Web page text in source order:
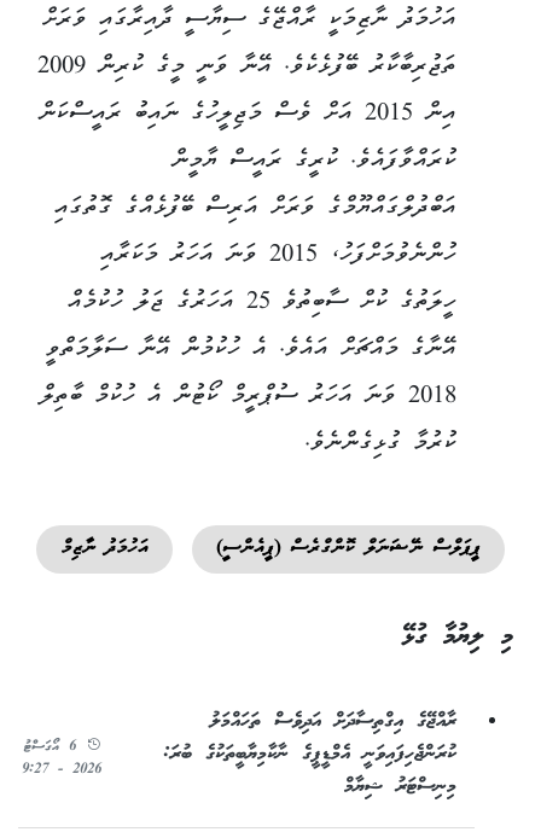
އަހުމަދު ނާޒިމަކީ ރާއްޖޭގެ ސިޔާސީ ދާއިރާގައި ވަރަށް
ތަޖުރިބާކާރު ބޭފުޅެކެވެ. އޭނާ ވަނީ މީގެ ކުރިން 2009
އިން 2015 އަށް ވެސް މަޖިލީހުގެ ނައިބު ރައީސްކަން
ކުރައްވާފައެވެ. ކުރީގެ ރައީސް ޔާމީން
އަބްދުލްގައްޔޫމްގެ ވަރަށް އަރިސް ބޭފުޅެއްގެ ގޮތުގައި
ހުންނެވުމަށްފަހު، 2015 ވަނަ އަހަރު މަކަރާއި
ހީލަތުގެ ކުށް ސާބިތުވެ 25 އަހަރުގެ ޖަލު ހުކުމެއް
އޭނާގެ މައްޗަށް އައެވެ. އެ ހުކުމުން އޭނާ ސަލާމަތްވީ
2018 ވަނަ އަހަރު ސުޕްރީމް ކޯޓުން އެ ހުކުމް ބާތިލް
ކުރުމާ ގުޅިގެންނެވެ.
ޕީޕަލްސް ނޭޝަނަލް ކޮންގްރެސް (ޕީއެންސީ) އަހުމަދު ނާޒިމް
މި ލިޔުމާ ގުޅޭ
ރާއްޖޭގެ އިގްތިސާދަށް އަދިވެސް ތަހައްމަލު
ކުރަންޖެހިފައިވަނީ އެމްޑީޕީގެ ނާކާމިޔާބީތަކުގެ ބުރަ:
މިނިސްޓަރު ޝިޔާމް
6 އޯގަސްޓު
2026 - 9:27